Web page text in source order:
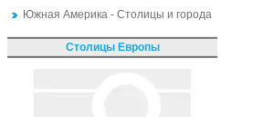
Южная Америка - Столицы и города
Столицы Европы